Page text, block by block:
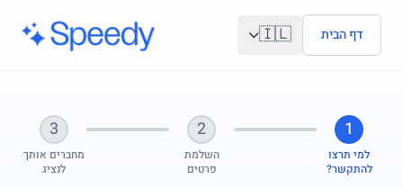
דלג לתוכן הראשי
דף הבית 🇮🇱
1
למי תרצו
להתקשר?
2
השלמת
פרטים
3
מחברים אותך
לנציג